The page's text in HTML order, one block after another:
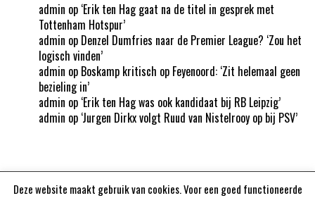
admin op ‘Erik ten Hag gaat na de titel in gesprek met
Tottenham Hotspur’
admin op Denzel Dumfries naar de Premier League? ‘Zou het
logisch vinden’
admin op Boskamp kritisch op Feyenoord: ‘Zit helemaal geen
bezieling in’
admin op ‘Erik ten Hag was ook kandidaat bij RB Leipzig’
admin op ‘Jurgen Dirkx volgt Ruud van Nistelrooy op bij PSV’
Deze website maakt gebruik van cookies. Voor een goed functioneerde